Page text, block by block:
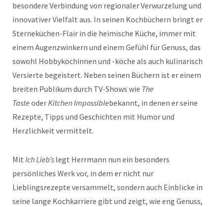
besondere Verbindung von regionaler Verwurzelung und
innovativer Vielfalt aus. In seinen Kochbüchern bringt er
Sterneküchen-Flair in die heimische Küche, immer mit
einem Augenzwinkern und einem Gefühl für Genuss, das
sowohl Hobbyköchinnen und -köche als auch kulinarisch
Versierte begeistert. Neben seinen Büchern ist er einem
breiten Publikum durch TV-Shows wie The
Taste oderKitchen Impossiblebekannt, in denen er seine
Rezepte, Tipps und Geschichten mit Humor und
Herzlichkeit vermittelt.
Mit Ich Lieb’s legt Herrmann nun ein besonders
persönliches Werk vor, in dem er nicht nur
Lieblingsrezepte versammelt, sondern auch Einblicke in
seine lange Kochkarriere gibt und zeigt, wie eng Genuss,